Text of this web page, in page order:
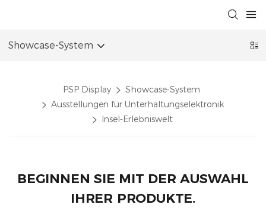
Showcase-System
PSP Display
Showcase-System
Ausstellungen für Unterhaltungselektronik
Insel-Erlebniswelt
BEGINNEN SIE MIT DER AUSWAHL
IHRER PRODUKTE.